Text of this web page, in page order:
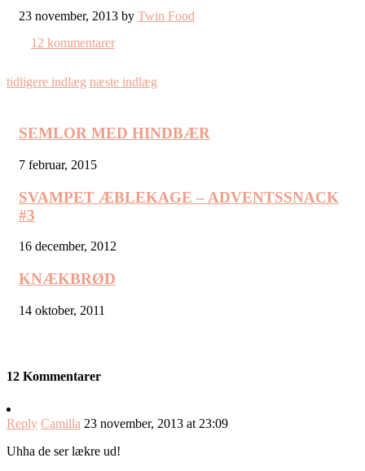
23 november, 2013 by Twin Food
12 kommentarer
tidligere indlæg næste indlæg
SEMLOR MED HINDBÆR
7 februar, 2015
SVAMPET ÆBLEKAGE – ADVENTSSNACK
#3
16 december, 2012
KNÆKBRØD
14 oktober, 2011
12 Kommentarer
Reply Camilla 23 november, 2013 at 23:09
Uhha de ser lækre ud!